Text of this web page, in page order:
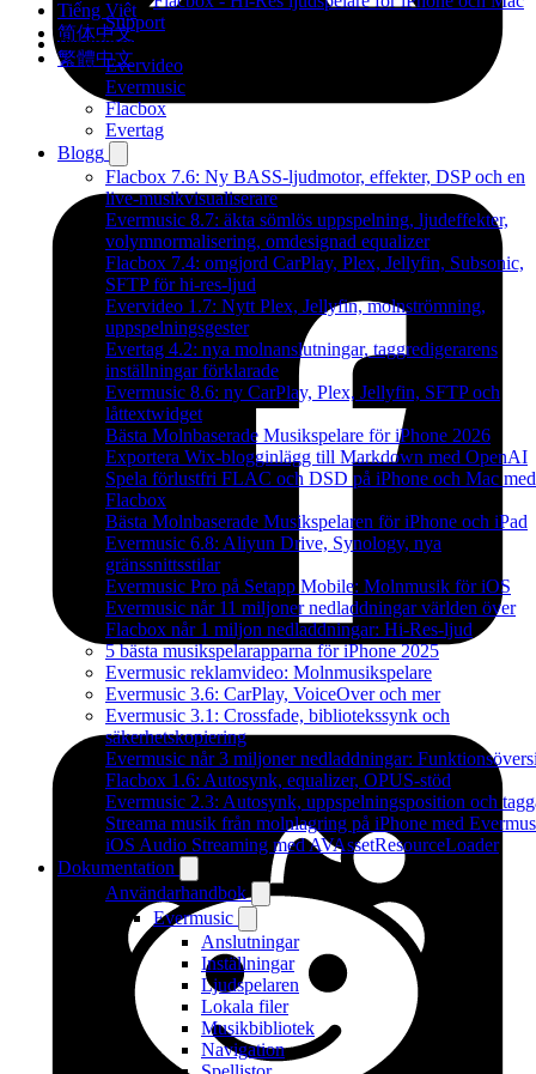
Support
Produkter
Evervideo
Evermusic
Flacbox
Evertag
Blogg
Flacbox 7.6: Ny BASS-ljudmotor, effekter, DSP och en
live-musikvisualiserare
Evermusic 8.7: äkta sömlös uppspelning, ljudeffekter,
volymnormalisering, omdesignad equalizer
Flacbox 7.4: omgjord CarPlay, Plex, Jellyfin, Subsonic,
SFTP för hi-res-ljud
Evervideo 1.7: Nytt Plex, Jellyfin, molnströmning,
uppspelningsgester
Evertag 4.2: nya molnanslutningar, taggredigerarens
inställningar förklarade
Evermusic 8.6: ny CarPlay, Plex, Jellyfin, SFTP och
låttextwidget
Bästa Molnbaserade Musikspelare för iPhone 2026
Exportera Wix-blogginlägg till Markdown med OpenAI
Spela förlustfri FLAC och DSD på iPhone och Mac med
Flacbox
Bästa Molnbaserade Musikspelaren för iPhone och iPad
Evermusic 6.8: Aliyun Drive, Synology, nya
gränssnittsstilar
Evermusic Pro på Setapp Mobile: Molnmusik för iOS
Evermusic når 11 miljoner nedladdningar världen över
Flacbox når 1 miljon nedladdningar: Hi-Res-ljud
5 bästa musikspelarapparna för iPhone 2025
Evermusic reklamvideo: Molnmusikspelare
Evermusic 3.6: CarPlay, VoiceOver och mer
Evermusic 3.1: Crossfade, bibliotekssynk och
säkerhetskopiering
Evermusic når 3 miljoner nedladdningar:
Flacbox 1.6: Autosynk, equalizer, OPUS-stöd
Evermusic 2.3: Autosynk, uppspelningsposition och
Streama musik från molnlagring på iPhone med
iOS Audio Streaming med AVAssetResourceLoader
Dokumentation
Användarhandbok
Evermusic
Anslutningar
Inställningar
Ljudspelaren
Lokala filer
Musikbibliotek
Navigation
Tiếng Việt
简体中文
繁體中文